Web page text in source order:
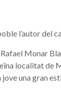
l’autor del
Monar
localitat de
una gran